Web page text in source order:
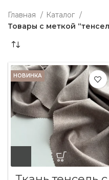
Главная
Каталог
Товары с меткой
НОВИНКА